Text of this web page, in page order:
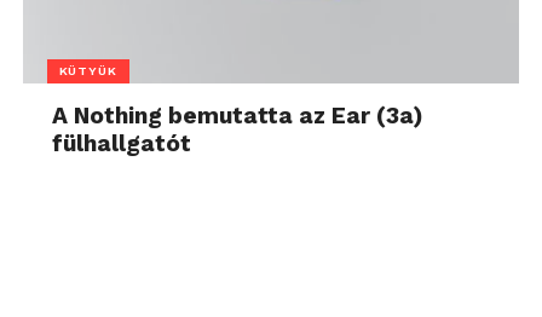
KÜTYÜK
A Nothing bemutatta az Ear (3a)
fülhallgatót